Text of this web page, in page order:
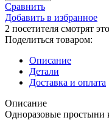
Сравнить
Добавить в избранное
2 посетителя смотрят
Поделиться товаром:
Описание
Детали
Доставка и оплата
Описание
Одноразовые простыни